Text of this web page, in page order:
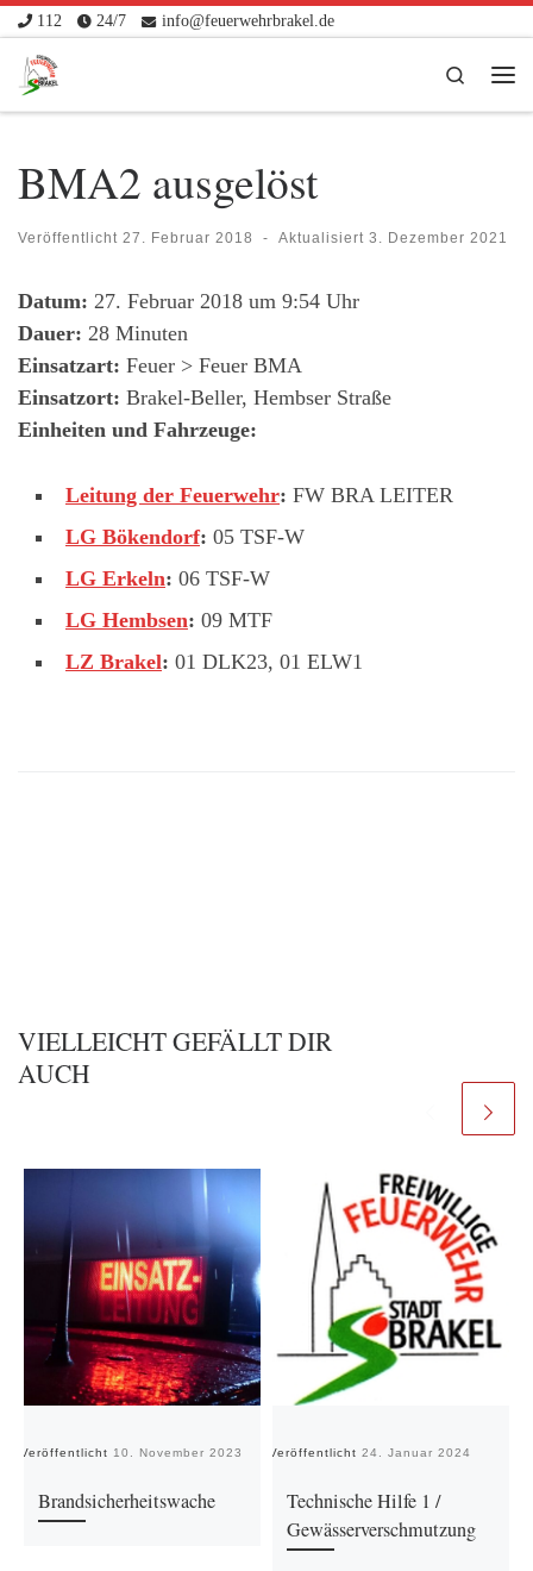
Zum Inhalt springen
112 24/7 info@feuerwehrbrakel.de
Search
BMA2 ausgelöst
Veröffentlicht 27. Februar 2018 - Aktualisiert 3. Dezember 2021
Datum: 27. Februar 2018 um 9:54 Uhr
Dauer: 28 Minuten
Einsatzart: Feuer > Feuer BMA
Einsatzort: Brakel-Beller, Hembser Straße
Einheiten und Fahrzeuge:
Leitung der Feuerwehr: FW BRA LEITER
LG Bökendorf: 05 TSF-W
LG Erkeln: 06 TSF-W
LG Hembsen: 09 MTF
LZ Brakel: 01 DLK23, 01 ELW1
VIELLEICHT GEFÄLLT DIR
AUCH
Veröffentlicht 10. November 2023
Brandsicherheitswache
Veröffentlicht 24. Januar 2024
Technische Hilfe 1 /
Gewässerverschmutzung